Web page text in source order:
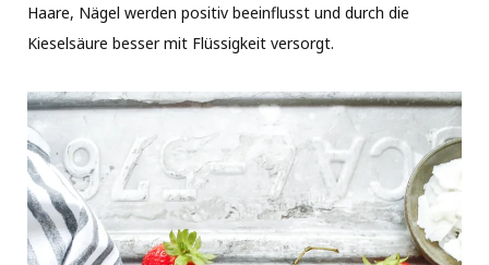
Haare, Nägel werden positiv beeinflusst und durch die
Kieselsäure besser mit Flüssigkeit versorgt.